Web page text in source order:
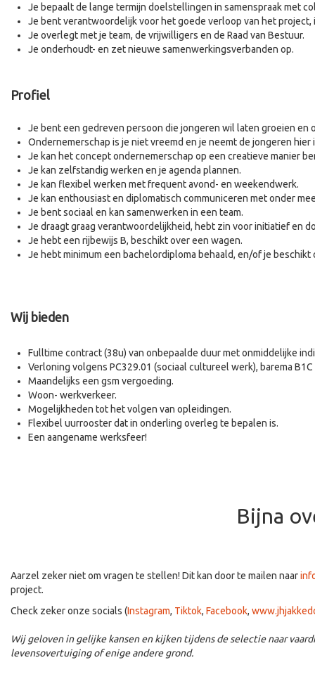
Je bepaalt de lange termijn doelstellingen in samenspraak met
Je bent verantwoordelijk voor het goede verloop van het
Je overlegt met je team, de vrijwilligers en de Raad van Bestuur.
Je onderhoudt- en zet nieuwe samenwerkingsverbanden op.
Profiel
Je bent een gedreven persoon die jongeren wil laten groeien en
Ondernemerschap is je niet vreemd en je neemt de jongeren hier
Je kan het concept ondernemerschap op een creatieve manier
Je kan zelfstandig werken en je agenda plannen.
Je kan flexibel werken met frequent avond- en weekendwerk.
Je kan enthousiast en diplomatisch communiceren met onder
Je bent sociaal en kan samenwerken in een team.
Je draagt graag verantwoordelijkheid, hebt zin voor initiatief en
Je hebt een rijbewijs B, beschikt over een wagen.
Je hebt minimum een bachelordiploma behaald, en/of je
Wij bieden
Fulltime contract (38u) van onbepaalde duur met onmiddelijke
Verloning volgens PC329.01 (sociaal cultureel werk), barema
Maandelijks een gsm vergoeding.
Woon- werkverkeer.
Mogelijkheden tot het volgen van opleidingen.
Flexibel uurrooster dat in onderling overleg te bepalen is.
Een aangename werksfeer!
Bijna
Aarzel zeker niet om vragen te stellen! Dit kan door te mailen naar
project.
Check zeker onze socials (Instagram, Tiktok, Facebook,
Wij geloven in gelijke kansen en kijken tijdens de selectie naar
levensovertuiging of enige andere grond.